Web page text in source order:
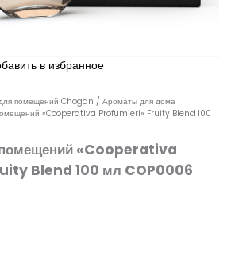
в избранное
помещений Chogan / Ароматы для дома
«Cooperativa Profumieri» Fruity Blend 100
«Cooperativa
Blend 100 мл COP0006